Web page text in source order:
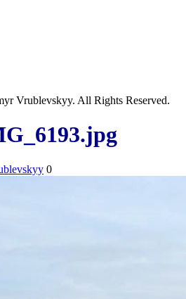
Vrublevskyy. All Rights Reserved.
0